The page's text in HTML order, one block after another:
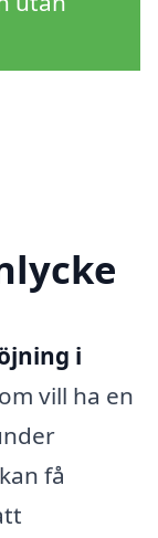
i
vill ha en
få